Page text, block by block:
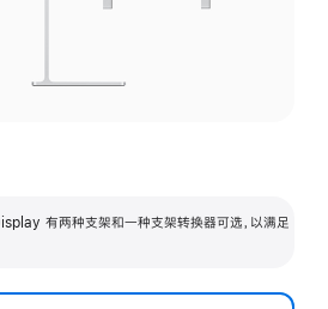
有两种支架和一种支架转换器可选，以满足